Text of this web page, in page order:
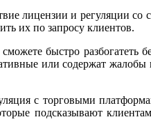
лицензии и регуляции
их по запросу клиентов.
быстро разбогатеть
или содержат жалобы
с торговыми
подсказывают